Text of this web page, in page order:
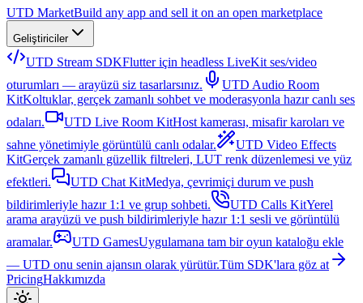
UTD MarketBuild any app and sell it on an open marketplace
Geliştiriciler
UTD Stream SDKFlutter için headless LiveKit ses/video
oturumları — arayüzü siz tasarlarsınız.
UTD Audio Room
KitKoltuklar, gerçek zamanlı sohbet ve moderasyonla hazır canlı ses
odaları.
UTD Live Room KitHost kamerası, misafir karoları ve
sahne yönetimiyle görüntülü canlı odalar.
UTD Video Effects
KitGerçek zamanlı güzellik filtreleri, LUT renk düzenlemesi ve yüz
efektleri.
UTD Chat KitMedya, çevrimiçi durum ve push
bildirimleriyle hazır 1:1 ve grup sohbeti.
UTD Calls KitYerel
arama arayüzü ve push bildirimleriyle hazır 1:1 sesli ve görüntülü
aramalar.
UTD GamesUygulamana tam bir oyun kataloğu ekle
— UTD onu senin ajansın olarak yürütür.Tüm SDK'lara göz at
PricingHakkımızda